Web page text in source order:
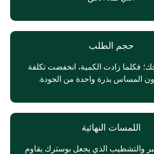
حجم الطلب
فكلما زادت الكمية، انخفضت تكلفة
المساس بذرة واحدة من الجودة.
اللمسات النهائية
والتشطيب الذي يجعل بوسترك يقاوم